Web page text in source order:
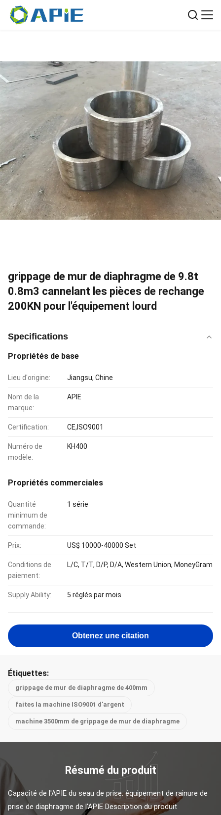
grippage de mur de diaphragme de 9.8t
0.8m3 cannelant les pièces de rechange
200KN pour l'équipement lourd
Specifications
Propriétés de base
Lieu d'origine: Jiangsu, Chine
Nom de la
marque:
APIE
Certification: CE,ISO9001
Numéro de
modèle:
KH400
Propriétés commerciales
Quantité
minimum de
commande:
1 série
Prix: US$ 10000-40000 Set
Conditions de
paiement:
L/C, T/T, D/P, D/A, Western Union, MoneyGram
Supply Ability: 5 réglés par mois
Obtenez une citation
Étiquettes:
grippage de mur de diaphragme de 400mm
faites la machine ISO9001 d'argent
machine 3500mm de grippage de mur de diaphragme
Résumé du produit
Capacité de l'APIE du seau de prise: équipement de rainure de
prise de diaphragme de l'APIE Description du produit